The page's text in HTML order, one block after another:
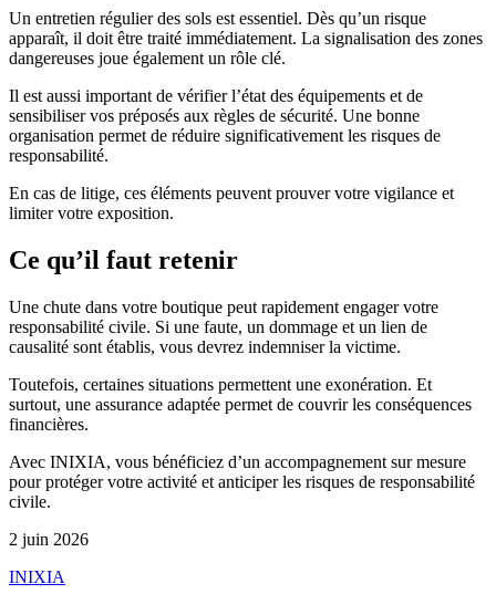
Un entretien régulier des sols est essentiel. Dès qu’un risque
apparaît, il doit être traité immédiatement. La signalisation des zones
dangereuses joue également un rôle clé.
Il est aussi important de vérifier l’état des équipements et de
sensibiliser vos préposés aux règles de sécurité. Une bonne
organisation permet de réduire significativement les risques de
responsabilité.
En cas de litige, ces éléments peuvent prouver votre vigilance et
limiter votre exposition.
Ce qu’il faut retenir
Une chute dans votre boutique peut rapidement engager votre
responsabilité civile. Si une faute, un dommage et un lien de
causalité sont établis, vous devrez indemniser la victime.
Toutefois, certaines situations permettent une exonération. Et
surtout, une assurance adaptée permet de couvrir les conséquences
financières.
Avec INIXIA, vous bénéficiez d’un accompagnement sur mesure
pour protéger votre activité et anticiper les risques de responsabilité
civile.
2 juin 2026
INIXIA